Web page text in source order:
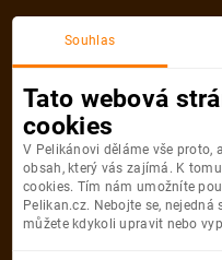
Souhlas
Tato webová
cookies
V Pelikánovi děláme vše proto,
obsah, který vás zajímá. K
cookies. Tím nám umožníte
Pelikan.cz. Nebojte se,
můžete kdykoli upravit nebo